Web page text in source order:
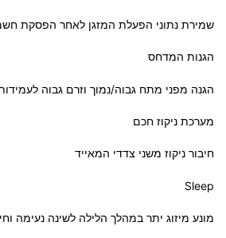
שמירת נתוני הפעלת המזגן לאחר הפסקת
הגנות המדחס
הגנה מפני מתח גבוה/נמוך וזרם גבוה
מערכת ניקוז חכם
חיבור ניקוז משני צדדי המאייד
Sleep
מונע מיזוג יתר במהלך הלילה לשינה נעימה